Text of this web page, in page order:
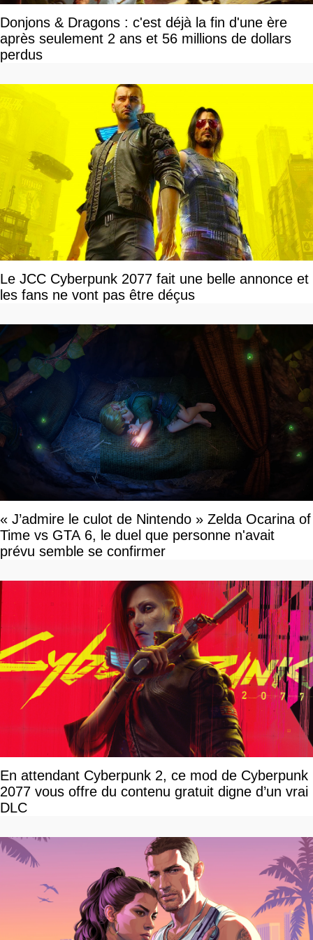
Donjons & Dragons : c'est déjà la fin d'une ère
après seulement 2 ans et 56 millions de dollars
perdus
Le JCC Cyberpunk 2077 fait une belle annonce et
les fans ne vont pas être déçus
« J’admire le culot de Nintendo » Zelda Ocarina of
Time vs GTA 6, le duel que personne n'avait
prévu semble se confirmer
En attendant Cyberpunk 2, ce mod de Cyberpunk
2077 vous offre du contenu gratuit digne d’un vrai
DLC